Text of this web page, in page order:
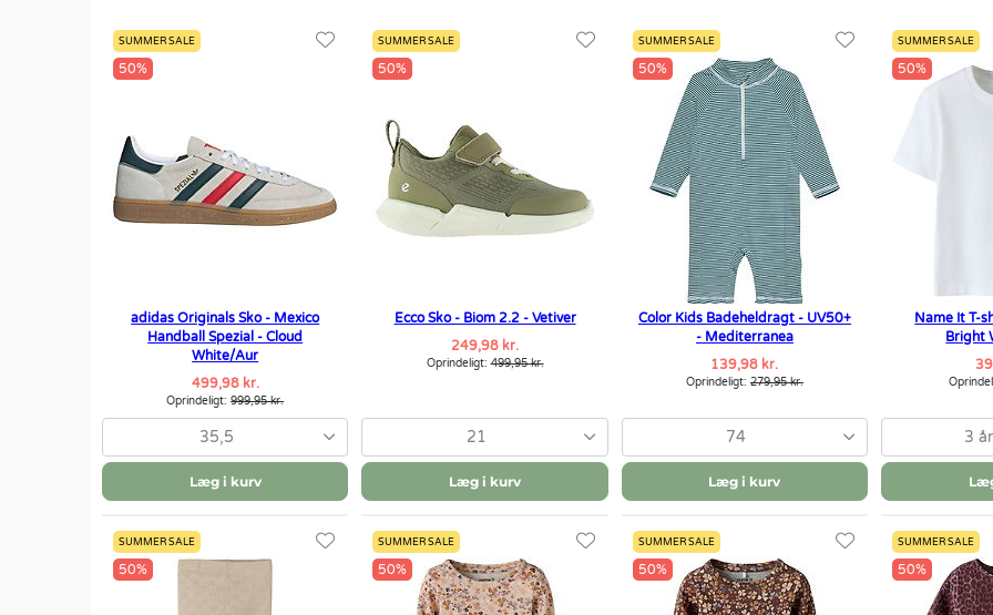
SUMMER SALE
50%
adidas Originals Sko - Mexico
Handball Spezial - Cloud
White/Aur
499,98 kr.
Oprindeligt:999,95 kr.
35,5
Læg i kurv
SUMMER SALE
50%
Ecco Sko - Biom 2.2 - Vetiver
249,98 kr.
Oprindeligt:499,95 kr.
21
Læg i kurv
SUMMER SALE
50%
Color Kids Badeheldragt - UV50+
- Mediterranea
139,98 kr.
Oprindeligt: 279,95 kr.
74
Læg i kurv
SUMMER SALE
50%
Name It T-
Bright
3
SUMMER SALE
50%
SUMMER SALE
50%
SUMMER SALE
50%
SUMMER SALE
50%